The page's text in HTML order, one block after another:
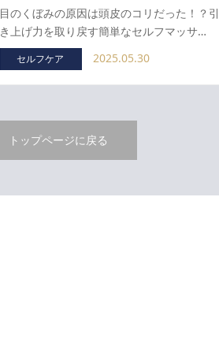
目のくぼみの原因は頭皮のコリだった！？引
き上げ力を取り戻す簡単なセルフマッサ…
セルフケア 2025.05.30
トップページに戻る